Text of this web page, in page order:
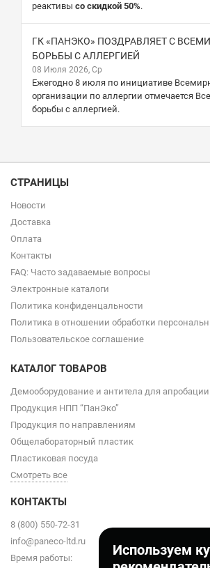
Используем
реактивы со скидкой 50%.
ГК «ПАНЭКО» ПОЗДРАВЛЯЕТ С
БОРЬБЫ С АЛЛЕРГИЕЙ
08 Июля 2026, Ср
Ежегодно 8 июля по инициативе
организации по аллергии отмечается
борьбы с аллергией.
СТРАНИЦЫ
Новости
Доставка
Оплата
Контакты
FAQ: Часто задаваемые вопросы
Электронные каталоги
Политика конфиденцальности
Политика в отношении обработки
Пользовательское соглашение
КАТАЛОГ ТОВАРОВ
Демооборудование и антитела для апробации
Продукция НПП “ПанЭко”
Продукция по направлениям
Общелабораторный пластик
Пластиковая посуда
Смотреть все
КОНТАКТЫ
8 (800) 550-72-31
info@paneco-ltd.ru
Время работы: